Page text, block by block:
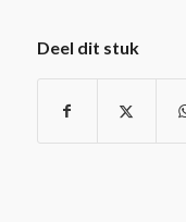
Deel dit stuk